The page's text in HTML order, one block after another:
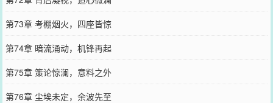
第73章 考棚烟火，四座皆惊
第74章 暗流涌动，机锋再起
第75章 策论惊澜，意料之外
第76章 尘埃未定，余波先至